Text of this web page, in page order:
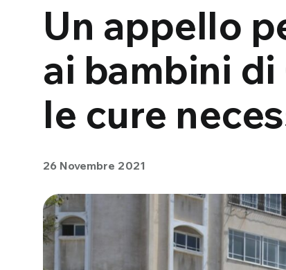
Un appello
ai bambini
le cure
26 Novembre 2021